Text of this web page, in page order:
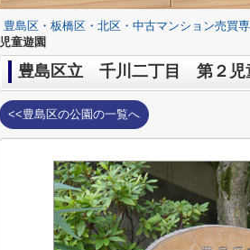
豊島区・板橋区・北区・中古マンション売買
児童遊園
豊島区立 千川二丁目 第２児
<<豊島区の公園の一覧へ